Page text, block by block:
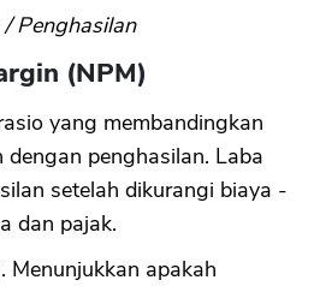
Penghasilan
(NPM)
yang membandingkan
penghasilan. Laba
setelah dikurangi biaya -
dan pajak.
Menunjukkan apakah